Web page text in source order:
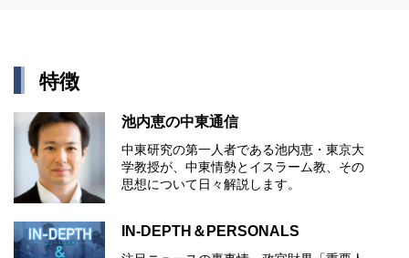
特徴
池内恵の中東通信
中東研究の第⼀⼈者である池内恵・東京⼤
学教授が、中東情勢とイスラーム教、その
思想について⽇々解説します。
IN-DEPTH＆PERSONALS